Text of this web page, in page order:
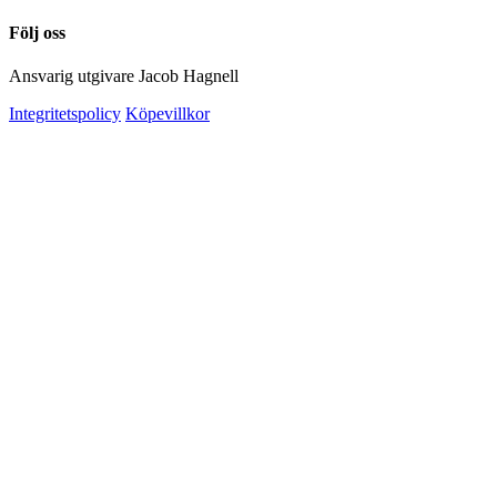
Följ oss
Ansvarig utgivare Jacob Hagnell
Integritetspolicy Köpevillkor